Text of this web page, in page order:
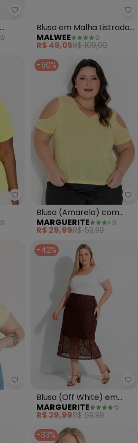
Infinita Cor - Blusa Canelada
Blusa em Malha Listrada
Plus(Amarelo Mostarda)
MALWEE
R$ 49,05R$ 109,00
Infinita Cor - Blusa Malha Plus
-50%
Blusa (Amarela) com
Ombros Vazados Plus
Seze
MARGUERITE
R$ 29,99R$ 59,99
Habana - Blusa Plus Size em
-42%
Blusa (Off White) em
Malha de Algodão
MARGUERITE
R$ 39,99R$ 69,99
-33%